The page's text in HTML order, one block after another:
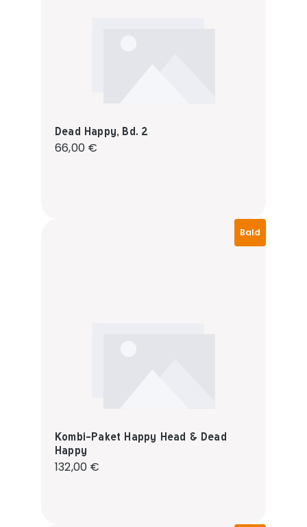
Dead Happy, Bd. 2
Regulärer Preis:
66,00 €
Bald
Kombi-Paket Happy Head & Dead
Happy
Regulärer Preis:
132,00 €